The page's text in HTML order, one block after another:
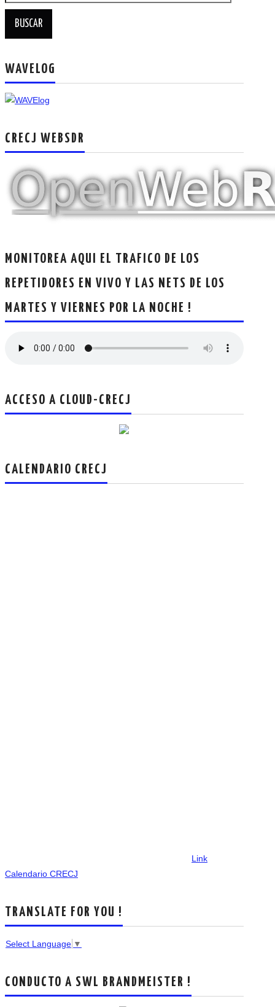
SALÓN DE LA FAMA DEL CRECJ
SOTA Y POTA
W5WIN
WAVELOG
AUTENTIFICACIÓN DE MIEMBROS DEL
CRECJ
WAVELOG
CRECJ WEBSDR
MONITOREA AQUI EL TRAFICO DE LOS
REPETIDORES EN VIVO Y LAS NETS DE LOS
MARTES Y VIERNES POR LA NOCHE !
ACCESO A CLOUD-CRECJ
CALENDARIO CRECJ
Link
Calendario CRECJ
TRANSLATE FOR YOU !
Select Language ▼
CONDUCTO A SWL BRANDMEISTER !